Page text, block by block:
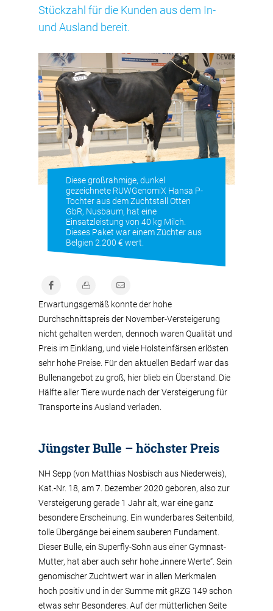
Stückzahl für die Kunden aus dem In-
und Ausland bereit.
Diese großrahmige, dunkel
gezeichnete RUWGenomiX Hansa P-
Tochter aus dem Zuchtstall Otten
GbR, Nusbaum, hat eine
Einsatzleistung von 40 kg Milch.
Dieses Paket war einem Züchter aus
Belgien 2.200 € wert.
Erwartungsgemäß konnte der hohe
Durchschnittspreis der November-Versteigerung
nicht gehalten werden, dennoch waren Qualität und
Preis im Einklang, und viele Holsteinfärsen erlösten
sehr hohe Preise. Für den aktuellen Bedarf war das
Bullenangebot zu groß, hier blieb ein Überstand. Die
Hälfte aller Tiere wurde nach der Versteigerung für
Transporte ins Ausland verladen.
Jüngster Bulle – höchster Preis
NH Sepp (von Matthias Nosbisch aus Niederweis),
Kat.-Nr. 18, am 7. Dezember 2020 geboren, also zur
Versteigerung gerade 1 Jahr alt, war eine ganz
besondere Erscheinung. Ein wunderbares Seitenbild,
tolle Übergänge bei einem sauberen Fundament.
Dieser Bulle, ein Superfly-Sohn aus einer Gymnast-
Mutter, hat aber auch sehr hohe „innere Werte“. Sein
genomischer Zuchtwert war in allen Merkmalen
hoch positiv und in der Summe mit gRZG 149 schon
etwas sehr Besonderes. Auf der mütterlichen Seite